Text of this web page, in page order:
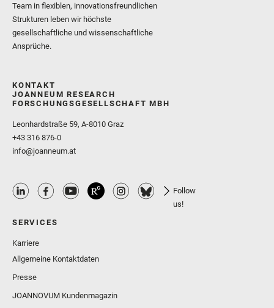
Team in flexiblen, innovationsfreundlichen
Strukturen leben wir höchste
gesellschaftliche und wissenschaftliche
Ansprüche.
KONTAKT
JOANNEUM RESEARCH
FORSCHUNGSGESELLSCHAFT MBH
Leonhardstraße 59, A-8010 Graz
+43 316 876-0
info@joanneum.at
Follow
us!
SERVICES
Karriere
Allgemeine Kontaktdaten
Presse
JOANNOVUM Kundenmagazin